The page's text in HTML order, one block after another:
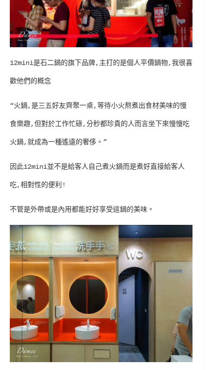
12mini是石二鍋的旗下品牌,主打的是個人平價鍋物,我很喜
歡他們的概念
“火鍋,是三五好友齊聚一桌,等待小火熬煮出食材美味的慢
食樂趣,但對於工作忙碌,分秒都珍貴的人而言坐下來慢慢吃
火鍋,就成為一種遙遠的奢侈。”
因此12mini並不是給客人自己煮火鍋而是煮好直接給客人
吃,相對性的便利!
不管是外帶或是內用都能好好享受這鍋的美味。